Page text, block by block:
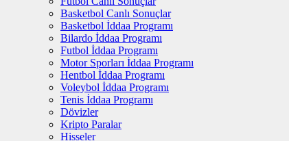
Basketbol Canlı Sonuçlar
Basketbol İddaa Programı
Bilardo İddaa Programı
Futbol İddaa Programı
Motor Sporları İddaa Programı
Hentbol İddaa Programı
Voleybol İddaa Programı
Tenis İddaa Programı
Dövizler
Kripto Paralar
Hisseler